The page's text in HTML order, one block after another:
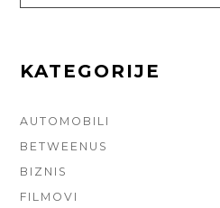
KATEGORIJE
AUTOMOBILI
BETWEENUS
BIZNIS
FILMOVI